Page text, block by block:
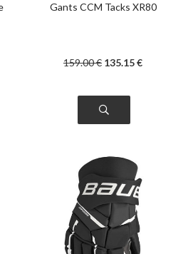
Gants CCM Tacks XR80
159.00€ 135.15€